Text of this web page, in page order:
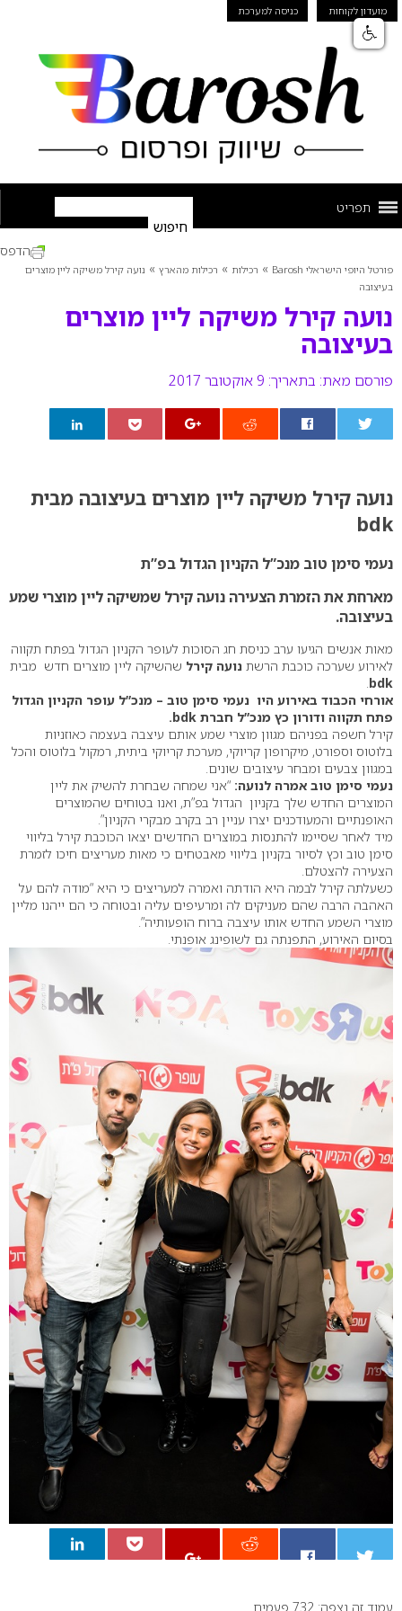
מועדון לקוחות כניסה למערכת
תפריט
פורטל היופי הישראלי Barosh » רכילות » רכילות מהארץ » נועה קירל משיקה ליין מוצרים
בעיצובה
נועה קירל משיקה ליין מוצרים
בעיצובה
פורסם מאת: בתאריך: 9 אוקטובר 2017
הדפס
נועה קירל משיקה ליין מוצרים בעיצובה מבית
bdk
נעמי סימן טוב מנכ”ל הקניון הגדול בפ”ת
מארחת את הזמרת הצעירה נועה קירל שמשיקה ליין מוצרי שמע
בעיצובה.
מאות אנשים הגיעו ערב כניסת חג הסוכות לעופר הקניון הגדול בפתח תקווה
לאירוע שערכה כוכבת הרשת נועה קירל שהשיקה ליין מוצרים חדש מבית
bdk
.
אורחי הכבוד באירוע היו נעמי סימן טוב – מנכ”ל עופר הקניון הגדול
פתח תקווה ודורון כץ מנכ”ל חברת bdk.
קירל חשפה בפניהם מגוון מוצרי שמע אותם עיצבה בעצמה כאוזניות
בלוטוס וספורט, מיקרופון קריוקי, מערכת קריוקי ביתית, רמקול בלוטוס והכל
במגוון צבעים ומבחר עיצובים שונים.
נעמי סימן טוב אמרה לנועה: “אני שמחה שבחרת להשיק את ליין
המוצרים החדש שלך בקניון הגדול בפ”ת, ואנו בטוחים שהמוצרים
האופנתיים והמעודכנים יצרו עניין רב בקרב מבקרי הקניון”.
מיד לאחר שסיימו להתנסות במוצרים החדשים יצאו הכוכבת קירל בליווי
סימן טוב וכץ לסיור בקניון בליווי מאבטחים כי מאות מעריצים חיכו לזמרת
הצעירה להצטלם.
כשעלתה קירל לבמה היא הודתה ואמרה למעריצים כי היא “מודה להם על
האהבה הרבה שהם מעניקים לה ומרעיפים עליה ובטוחה כי הם ייהנו מליין
מוצרי השמע החדש אותו עיצבה ברוח הופעותיה”.
בסיום האירוע, התפנתה גם לשופינג אופנתי.
עמוד זה נצפה: 732 פעמים